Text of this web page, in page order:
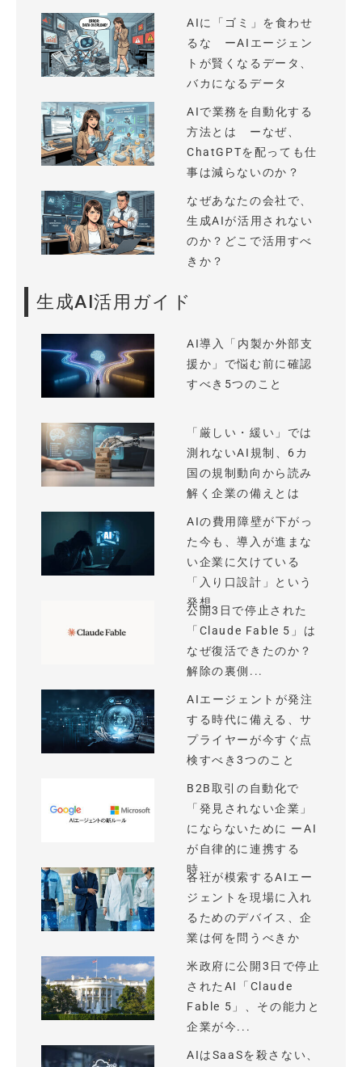
AIに「ゴミ」を食わせ
るな ーAIエージェン
トが賢くなるデータ、
バカになるデータ
AIで業務を自動化する
方法とは ーなぜ、
ChatGPTを配っても仕
事は減らないのか？
なぜあなたの会社で、
生成AIが活用されない
のか？どこで活用すべ
きか？
生成AI活用ガイド
AI導入「内製か外部支
援か」で悩む前に確認
すべき5つのこと
「厳しい・緩い」では
測れないAI規制、6カ
国の規制動向から読み
解く企業の備えとは
AIの費用障壁が下がっ
た今も、導入が進まな
い企業に欠けている
「入り口設計」という
発想
公開3日で停止された
「Claude Fable 5」は
なぜ復活できたのか？
解除の裏側...
AIエージェントが発注
する時代に備える、サ
プライヤーが今すぐ点
検すべき3つのこと
B2B取引の自動化で
「発見されない企業」
にならないために ーAI
が自律的に連携する
時...
各社が模索するAIエー
ジェントを現場に入れ
るためのデバイス、企
業は何を問うべきか
米政府に公開3日で停止
されたAI「Claude
Fable 5」、その能力と
企業が今...
AIはSaaSを殺さない、